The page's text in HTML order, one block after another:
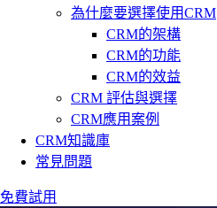
為什麼要選擇使用CRM
CRM的架構
CRM的功能
CRM的效益
CRM 評估與選擇
CRM應用案例
CRM知識庫
常見問題
免費試用